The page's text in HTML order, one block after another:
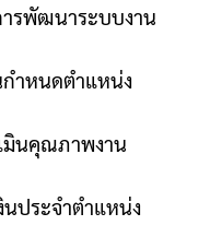
รพัฒนาระบบงาน
ำหนดตำแหน่ง
มินคุณภาพงาน
นประจำตำแหน่ง